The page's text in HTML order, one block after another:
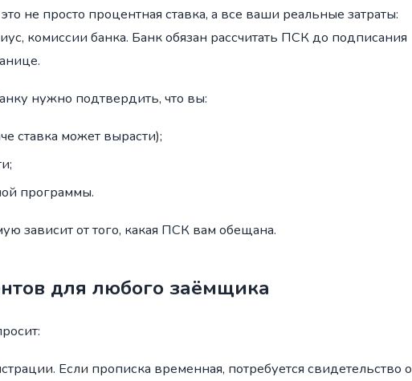
не просто процентная ставка, а все ваши реальные затраты:
комиссии банка. Банк обязан рассчитать ПСК до подписания
нужно подтвердить, что вы:
ставка может вырасти);
программы.
зависит от того, какая ПСК вам обещана.
для любого заёмщика
Если прописка временная, потребуется свидетельство о